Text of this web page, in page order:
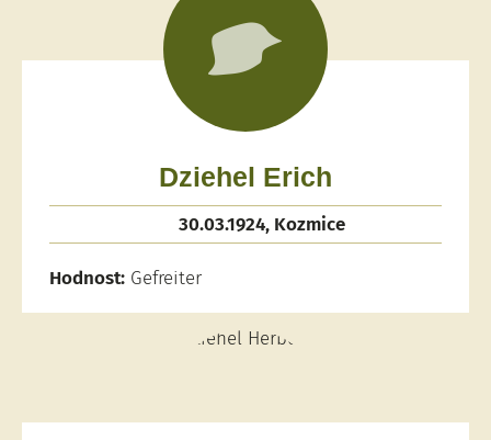
Dziehel Erich
30.03.1924, Kozmice
Hodnost: Gefreiter